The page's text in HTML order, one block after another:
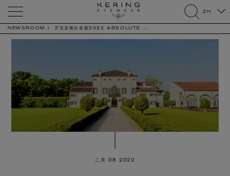
search
ZH
NEWSROOM 万宝龙推出全新2022 ABSOLUTE ...
二月 08 2022